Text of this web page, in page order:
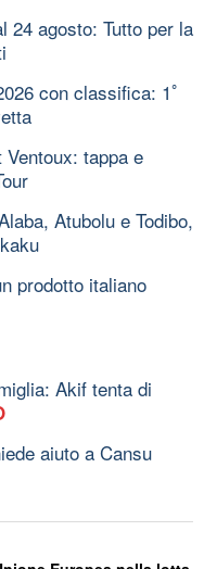
24 agosto: Tutto per la
con classifica: 1ﾟ
tappa e
Atubolu e Todibo,
prodotto italiano
Akif tenta di
aiuto a Cansu